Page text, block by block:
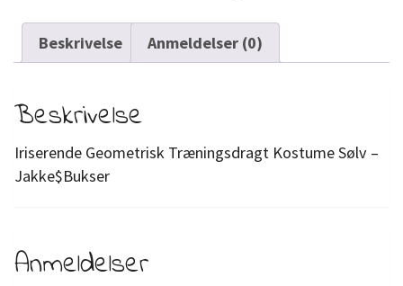
Beskrivelse Anmeldelser (0)
Beskrivelse
Iriserende Geometrisk Træningsdragt Kostume Sølv –
Jakke$Bukser
Anmeldelser